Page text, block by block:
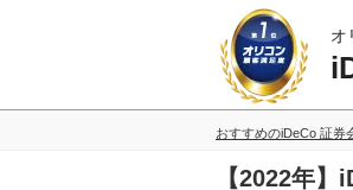
オ
おすすめのiDeCo 証券
【2022年